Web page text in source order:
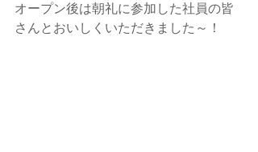
オープン後は朝礼に参加した社員の皆
さんとおいしくいただきました～！